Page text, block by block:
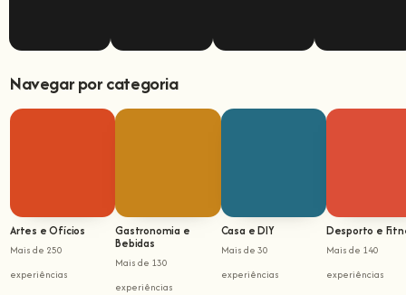
Navegar por categoria
Artes e Ofícios
Mais de 250
experiências
Gastronomia e
Bebidas
Mais de 130
experiências
Casa e DIY
Mais de 30
experiências
Desporto e
Mais de 140
experiências